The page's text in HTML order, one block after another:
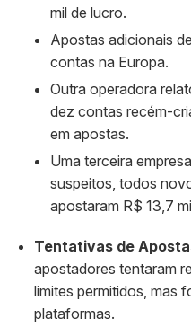
mil de lucro.​
Apostas adicionais
contas na Europa.​
Outra operadora
dez contas recém-
em apostas.​
Uma terceira
suspeitos, todos
apostaram R$ 13,7
Tentativas de
apostadores tentaram
limites permitidos, mas
plataformas.​